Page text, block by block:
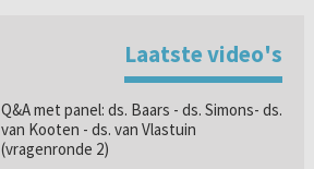
Laatste video's
Q&A met panel: ds. Baars - ds. Simons- ds.
van Kooten - ds. van Vlastuin
(vragenronde 2)